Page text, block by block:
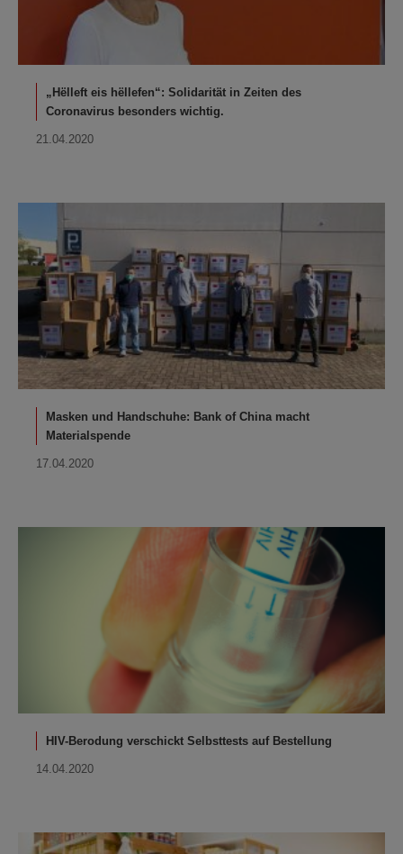
„Hëlleft eis hëllefen“: Solidarität in Zeiten des
Coronavirus besonders wichtig.
21.04.2020
Masken und Handschuhe: Bank of China macht
Materialspende
17.04.2020
HIV-Berodung verschickt Selbsttests auf Bestellung
14.04.2020